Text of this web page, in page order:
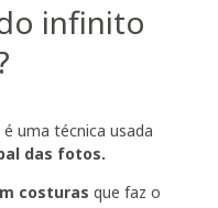
infinito
uma técnica usada
das fotos.
costuras que faz o